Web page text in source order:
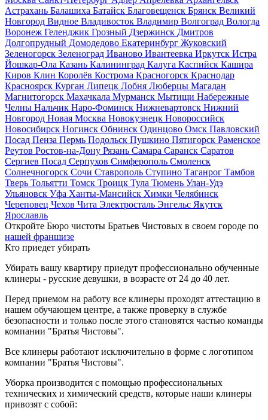
Астрахань Балашиха Батайск Благовещенск Брянск Великий
Новгород Видное Владивосток Владимир Волгоград Вологда
Воронеж Геленджик Грозный Дзержинск Дмитров
Долгопрудный Домодедово Екатеринбург Жуковский
Зеленогорск Зеленоград Иваново Ивантеевка Иркутск Истра
Йошкар-Ола Казань Калининград Калуга Каспийск Кашира
Киров Клин Королёв Кострома Красногорск Краснодар
Красноярск Курган Липецк Лобня Люберцы Магадан
Магнитогорск Махачкала Мурманск Мытищи Набережные
Челны Нальчик Наро-Фоминск Нижневартовск Нижний
Новгород Новая Москва Новокузнецк Новороссийск
Новосибирск Ногинск Обнинск Одинцово Омск Павловский
Посад Пенза Пермь Подольск Пушкино Пятигорск Раменское
Реутов Ростов-на-Дону Рязань Самара Саранск Саратов
Сергиев Посад Серпухов Симферополь Смоленск
Солнечногорск Сочи Ставрополь Ступино Таганрог Тамбов
Тверь Тольятти Томск Троицк Тула Тюмень Улан-Удэ
Ульяновск Уфа Ханты-Мансийск Химки Челябинск
Череповец Чехов Чита Электросталь Энгельс Якутск
Ярославль
Откройте Бюро чистоты Братьев Чистовых в своем городе по
нашей франшизе
Кто приедет убирать
Убирать вашу квартиру приедут профессионально обученные
клинеры - русские девушки, в возрасте от 24 до 40 лет.
Перед приемом на работу все клинеры проходят аттестацию в
нашем обучающем центре, а также проверку в службе
безопасности и только после этого становятся частью команды
компании "Братья Чистовы".
Все клинеры работают исключительно в форме с логотипом
компании "Братья Чистовы".
Уборка производится с помощью профессиональных
технических и химический средств, которые наши клинеры
привозят с собой: